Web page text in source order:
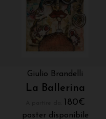
Giulio Brandelli
La Ballerina
180€
poster disponibile